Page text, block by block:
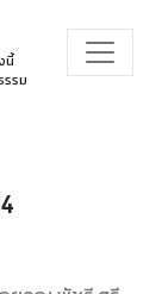
นี้
รม